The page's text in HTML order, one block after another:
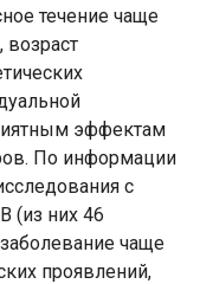
течение чаще
эффектам
По информации
с
(из них 46
чаще
проявлений,